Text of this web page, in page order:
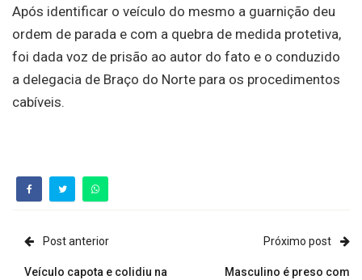
Após identificar o veículo do mesmo a guarnição deu
ordem de parada e com a quebra de medida protetiva,
foi dada voz de prisão ao autor do fato e o conduzido
a delegacia de Braço do Norte para os procedimentos
cabíveis.
Post anterior
Veículo capota e colidiu na
Próximo post
Masculino é preso com